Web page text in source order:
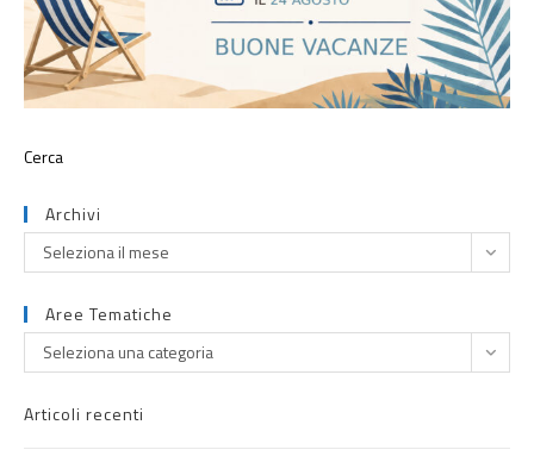
Archivi
Seleziona il mese
Aree Tematiche
Seleziona una categoria
Articoli recenti